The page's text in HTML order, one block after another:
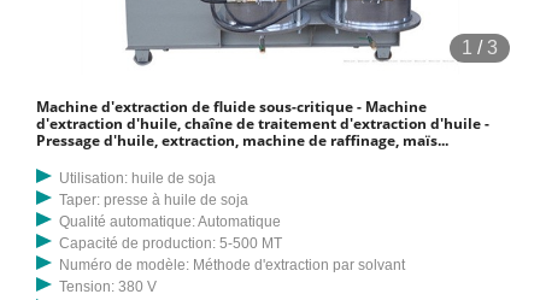
1 /3
Machine d'extraction de fluide sous-critique - Machine
d'extraction d'huile, chaîne de traitement d'extraction d'huile -
Pressage d'huile, extraction, machine de raffinage, maïs...
Utilisation: huile de soja
Taper: presse à huile de soja
Qualité automatique: Automatique
Capacité de production: 5-500 MT
Numéro de modèle: Méthode d'extraction par solvant
Tension: 380 V